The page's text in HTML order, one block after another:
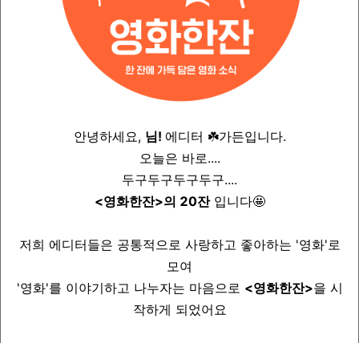
안녕하세요, 님! 에디터 ☘️가든입니다.
오늘은 바로....
두구두구두구두구....
<영화한잔>의 20잔입니다🤩
저희 에디터들은 공통적으로 사랑하고 좋아하는 '영화'로
모여
'영화'를 이야기하고 나누자는 마음으로 <영화한잔>을 시
작하게 되었어요